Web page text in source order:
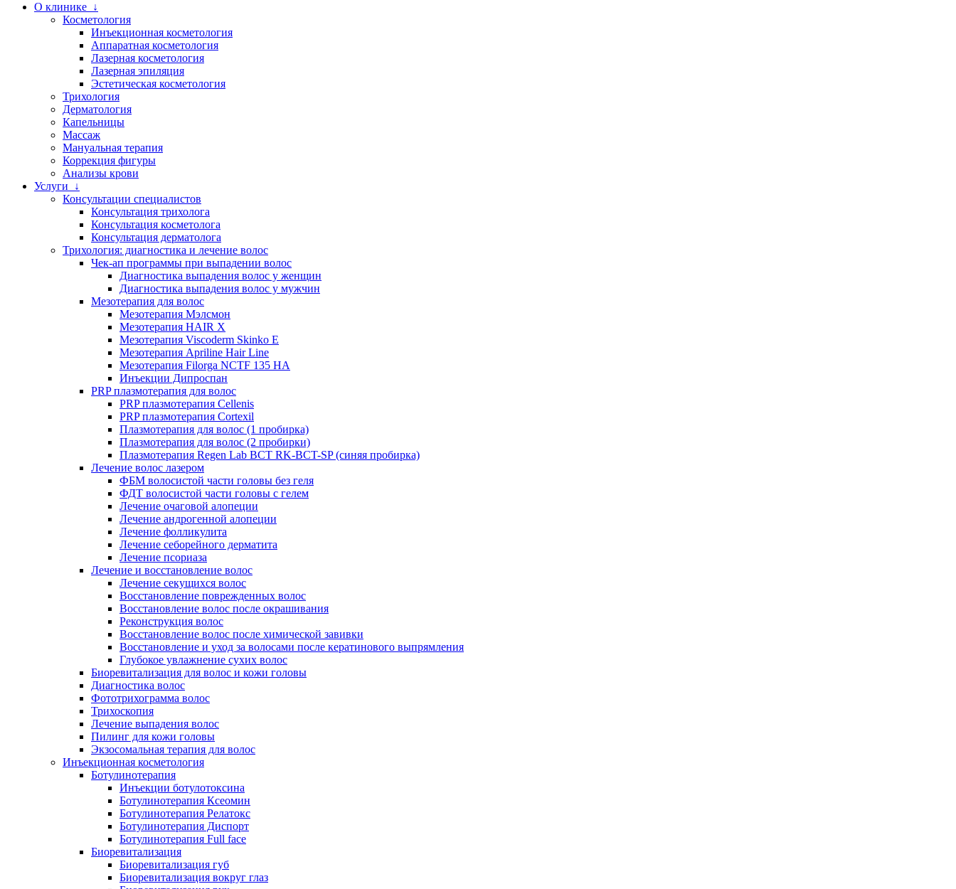
О клинике ↓
Косметология
Инъекционная косметология
Аппаратная косметология
Лазерная косметология
Лазерная эпиляция
Эстетическая косметология
Трихология
Дерматология
Капельницы
Массаж
Мануальная терапия
Коррекция фигуры
Анализы крови
Услуги ↓
Консультации специалистов
Консультация трихолога
Консультация косметолога
Консультация дерматолога
Трихология: диагностика и лечение волос
Чек-ап программы при выпадении волос
Диагностика выпадения волос у женщин
Диагностика выпадения волос у мужчин
Мезотерапия для волос
Мезотерапия Мэлсмон
Мезотерапия HAIR X
Мезотерапия Viscoderm Skinko E
Мезотерапия Apriline Hair Line
Мезотерапия Filorga NCTF 135 HA
Инъекции Дипроспан
PRP плазмотерапия для волос
PRP плазмотерапия Cellenis
PRP плазмотерапия Cortexil
Плазмотерапия для волос (1 пробирка)
Плазмотерапия для волос (2 пробирки)
Плазмотерапия Regen Lab BCT RK-BCT-SP (синяя пробирка)
Лечение волос лазером
ФБМ волосистой части головы без геля
ФДТ волосистой части головы с гелем
Лечение очаговой алопеции
Лечение андрогенной алопеции
Лечение фолликулита
Лечение себорейного дерматита
Лечение псориаза
Лечение и восстановление волос
Лечение секущихся волос
Восстановление поврежденных волос
Восстановление волос после окрашивания
Реконструкция волос
Восстановление волос после химической завивки
Восстановление и уход за волосами после кератинового выпрямления
Глубокое увлажнение сухих волос
Биоревитализация для волос и кожи головы
Диагностика волос
Фототрихограмма волос
Трихоскопия
Лечение выпадения волос
Пилинг для кожи головы
Экзосомальная терапия для волос
Инъекционная косметология
Ботулинотерапия
Инъекции ботулотоксина
Ботулинотерапия Ксеомин
Ботулинотерапия Релатокс
Ботулинотерапия Диспорт
Ботулинотерапия Full face
Биоревитализация
Биоревитализация губ
Биоревитализация вокруг глаз